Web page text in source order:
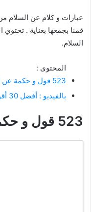
عبارات و كلام عن السلام
السلام.
المحتوى :
523 قول و حكمة عن السلام
بالفيديو : أفضل 30 أقوال و حكم عن السلام
523 قول و حكمة عن السلام